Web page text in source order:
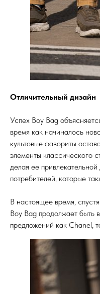
Отличительный дизайн
Успех Boy Bag
время как начиналось
культовые фавориты
элементы классического
делая ее
потребителей, которые
В настоящее время,
Boy Bag продолжает быть
предложений как Chanel,